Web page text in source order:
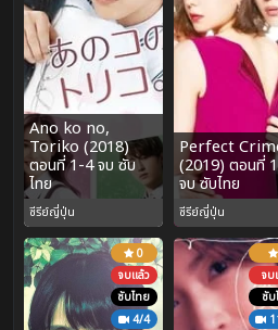
Ano ko no,
Toriko (2018)
ตอนที่ 1-4 จบ ซับ
ไทย
ซีรีย์ญี่ปุ่น
Perfect
(2019) ตอนที่
จบ ซับไทย
ซีรีย์ญี่ปุ่น
0
จบแล้ว
ซับไทย
4/4
จบ
ซับ